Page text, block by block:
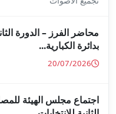
للانتخابات التشريعية الجزئية
على النتائج الأولية للدورة